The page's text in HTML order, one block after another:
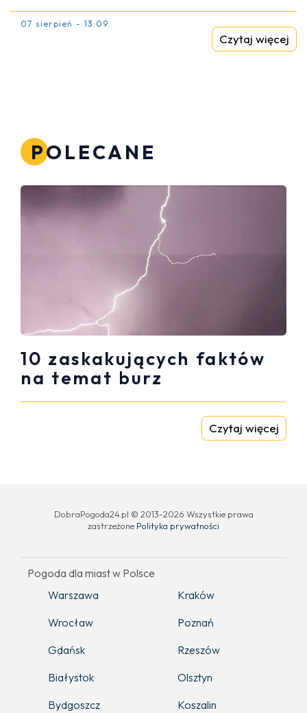
07 sierpień - 13:09
Czytaj więcej
POLECANE
10 zaskakujących faktów
na temat burz
Czytaj więcej
DobraPogoda24.pl © 2013-2026 Wszystkie prawa
zastrzeżone Polityka prywatności
Pogoda dla miast w Polsce
Warszawa
Kraków
Wrocław
Poznań
Gdańsk
Rzeszów
Białystok
Olsztyn
Bydgoszcz
Koszalin